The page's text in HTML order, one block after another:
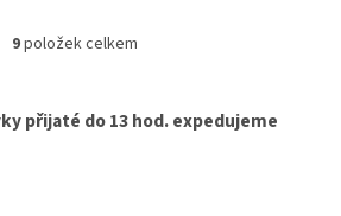
O
á
9položek celkem
přijaté do 13 hod. expedujeme